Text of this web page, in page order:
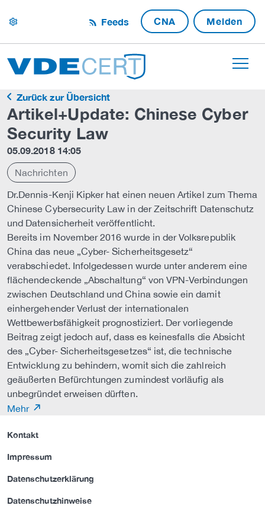
settings Feeds CNA Melden
Zurück zur Übersicht
Artikel+Update: Chinese Cyber
Security Law
05.09.2018 14:05
Nachrichten
Dr.Dennis-Kenji Kipker hat einen neuen Artikel zum Thema
Chinese Cybersecurity Law in der Zeitschrift Datenschutz
und Datensicherheit veröffentlicht.
Bereits im November 2016 wurde in der Volksrepublik
China das neue „Cyber- Sicherheitsgesetz“
verabschiedet. Infolgedessen wurde unter anderem eine
flächendeckende „Abschaltung“ von VPN-Verbindungen
zwischen Deutschland und China sowie ein damit
einhergehender Verlust der internationalen
Wettbewerbsfähigkeit prognostiziert. Der vorliegende
Beitrag zeigt jedoch auf, dass es keinesfalls die Absicht
des „Cyber- Sicherheitsgesetzes“ ist, die technische
Entwicklung zu behindern, womit sich die zahlreich
geäußerten Befürchtungen zumindest vorläufig als
unbegründet erweisen dürften.
Mehr
Kontakt
Impressum
Datenschutzerklärung
Datenschutzhinweise